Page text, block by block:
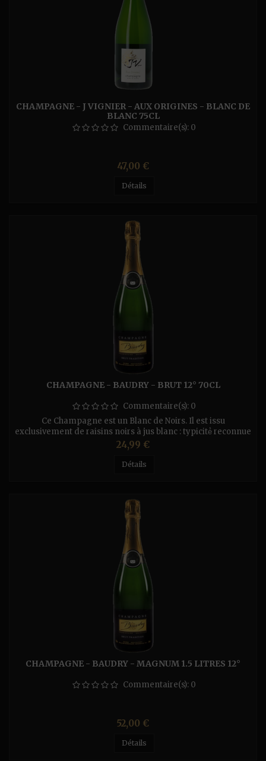
CHAMPAGNE - J VIGNIER - AUX ORIGINES - BLANC DE
BLANC 75CL
Commentaire(s): 0
Prix
47,00 €
Détails
CHAMPAGNE - BAUDRY - BRUT 12° 70CL
Commentaire(s): 0
Ce Champagne est un Blanc de Noirs. Il est issu
exclusivement de raisins noirs à jus blanc : typicité́ reconnue
de la Côte des Bar. 100% Pinot Noir, il exprime la richesse de
notre terroir. Comme l’ensemble de nos cuvées, le Brut
Tradition est conservé trois ans, le dégorgement est réalisé́
Prix
24,99 €
Détails
CHAMPAGNE - BAUDRY - MAGNUM 1.5 LITRES 12°
Commentaire(s): 0
Prix
52,00 €
Détails